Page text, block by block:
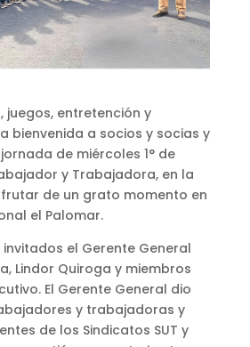
juegos, entretención y
bienvenida a socios y socias y
de miércoles 1° de
y Trabajadora, en la
de un grato momento en
el Palomar.
el Gerente General
Lindor Quiroga y miembros
El Gerente General dio
y trabajadoras y
de los Sindicatos SUT y